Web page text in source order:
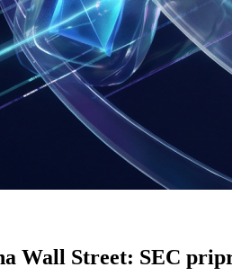
Wall Street: SEC